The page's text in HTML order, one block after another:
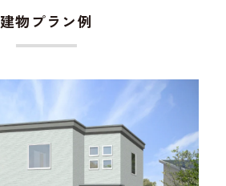
建物プラン例